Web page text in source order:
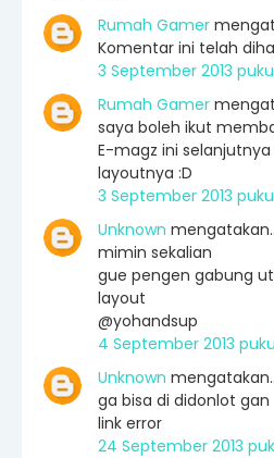
Rumah Gamer
Komentar ini telah
3 September 2013
Rumah Gamer
saya boleh ikut
E-magz ini
layoutnya :D
3 September 2013
Unknown
mimin sekalian
gue pengen gabung
layout
@yohandsup
4 September 2013
Unknown
ga bisa di didonlot gan
link error
24 September 2013